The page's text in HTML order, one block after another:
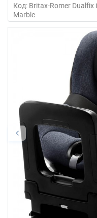
Код: Britax-Romer Dualfix
Marble